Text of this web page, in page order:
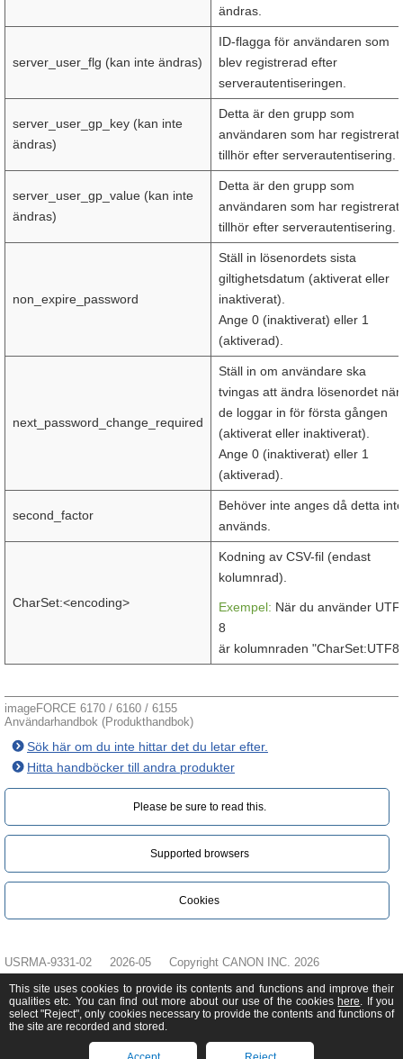
ändras.
server_user_flg (kan inte ändras)
ID-flagga för användaren som
blev registrerad efter
serverautentiseringen.
server_user_gp_key (kan inte
ändras)
Detta är den grupp som
användaren som har
tillhör efter serverautentisering.
server_user_gp_value (kan inte
ändras)
Detta är den grupp som
användaren som har
tillhör efter serverautentisering.
non_expire_password
Ställ in lösenordets sista
giltighetsdatum (aktiverat eller
inaktiverat).
Ange 0 (inaktiverat) eller 1
(aktiverad).
next_password_change_required
Ställ in om användare ska
tvingas att ändra lösenordet när
de loggar in för första gången
(aktiverat eller inaktiverat).
Ange 0 (inaktiverat) eller 1
(aktiverad).
second_factor
Behöver inte anges då detta inte
används.
CharSet:<encoding>
Kodning av CSV-fil (endast
kolumnrad).
Exempel: När du använder
8
är kolumnraden
imageFORCE 6170 / 6160 / 6155
Användarhandbok (Produkthandbok)
Sök här om du inte hittar det du letar efter.
Hitta handböcker till andra produkter
Please be sure to read this.‎
Supported browsers
Cookies
USRMA-9331-02 2026-05 Copyright CANON INC. 2026
This site uses cookies to provide its contents and functions and improve their
qualities etc. You can find out more about our use of the cookies here. If you
select "Reject", only cookies necessary to provide the contents and functions of
the site are recorded and stored.